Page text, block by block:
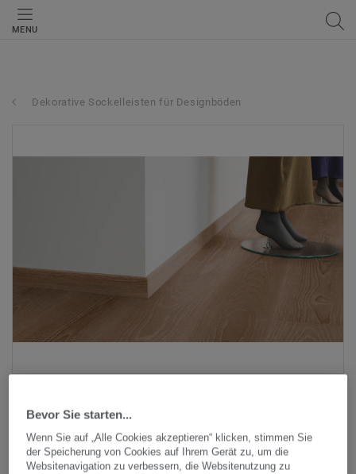
MENU
Dekorative Sockelleisten für Designböden
Bevor Sie starten...
Wenn Sie auf „Alle Cookies akzeptieren“ klicken, stimmen Sie
der Speicherung von Cookies auf Ihrem Gerät zu, um die
Websitenavigation zu verbessern, die Websitenutzung zu